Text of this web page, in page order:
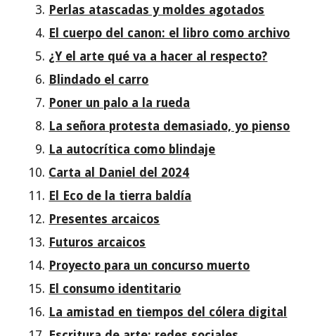
Perlas atascadas y moldes agotados
El cuerpo del canon: el libro como archivo
¿Y el arte qué va a hacer al respecto?
Blindado el carro
Poner un palo a la rueda
La señora protesta demasiado, yo pienso
La autocrítica como blindaje
Carta al Daniel del 2024
El Eco de la tierra baldía
Presentes arcaicos
Futuros arcaicos
Proyecto para un concurso muerto
El consumo identitario
La amistad en tiempos del cólera digital